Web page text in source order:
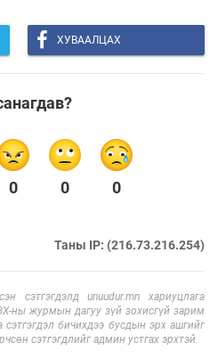
ХУВААЛЦАХ
0 0 0
Таны IP: (216.73.216.254)
сэтгэгдэлд unuudur.mn хариуцлага
ны журмын дагуу зүй зохисгүй зарим
сэтгэгдэл бичихдээ бусдын эрх ашгийг
сэтгэгдлийг админ устгах эрхтэй.